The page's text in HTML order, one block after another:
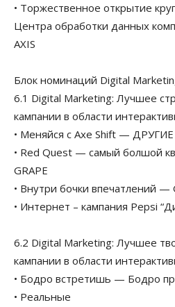
• Торжественное открытие
Центра обработки данных
AXIS
Блок номинаций Digital
6.1 Digital Marketing: Лучшее
кампании в области
• Меняйся с Axe Shift — ДРУГИЕ
• Red Quest — самый болшой
GRAPE
• Внутри бочки впечатлений —
• Интернет – кампания Pepsi
6.2 Digital Marketing: Лучшее
кампании в области
• Бодро встретишь — Бодро
• Реальные